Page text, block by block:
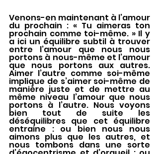
Venons-en maintenant à l’amour
du prochain : « Tu aimeras ton
prochain comme toi-même. » Il y
a ici un équilibre subtil à trouver
entre l’amour que nous nous
portons à nous-même et l’amour
que nous portons aux autres.
Aimer l’autre comme soi-même
implique de s’aimer soi-même de
manière juste et de mettre au
même niveau l’amour que nous
portons à l’autre. Nous voyons
bien tout de suite les
déséquilibres que cet équilibre
entraine : ou bien nous nous
aimons plus que les autres, et
nous tombons dans une sorte